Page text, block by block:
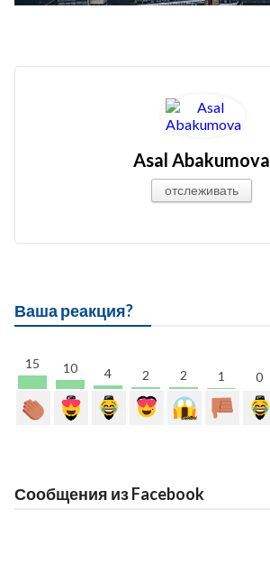
Asal Abakumova
отслеживать
Ваша реакция?
15 10 4 2 2 1 0
Сообщения из Facebook